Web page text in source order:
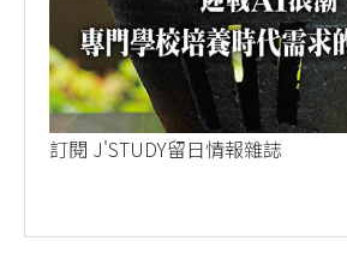
訂閱 J'STUDY留日情報雜誌